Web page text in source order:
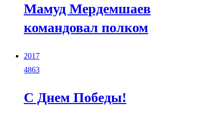
Мамуд Мердемшаев
командовал полком
2017
4863
C Днем Победы!